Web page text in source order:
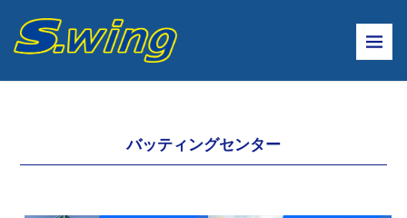
バッティングセンター